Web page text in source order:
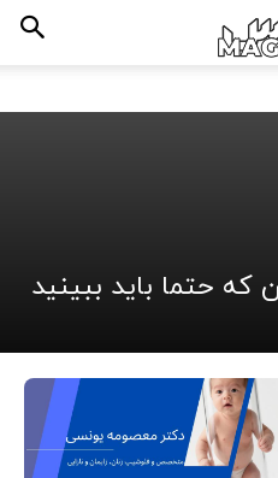
که حتما باید ببینید